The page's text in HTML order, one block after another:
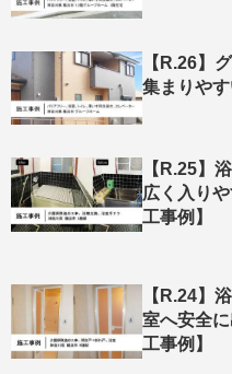
【R.26】
集まりやす
【R.25】
広く入り
工事例】
【R.24】
室へ安全
工事例】